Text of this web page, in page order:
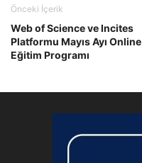
Önceki İçerik
Web of Science ve Incites
Platformu Mayıs Ayı Online
Eğitim Programı